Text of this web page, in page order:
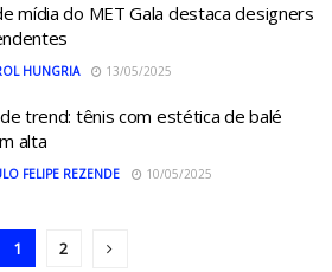
mídia do MET Gala destaca designers
HUNGRIA 13/05/2025
trend: tênis com estética de balé
alta
FELIPE REZENDE 10/05/2025
1 2